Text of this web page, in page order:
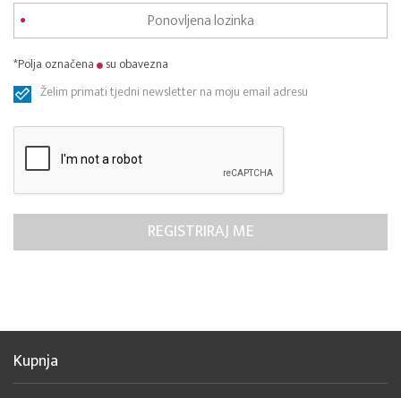
*Polja označena
su obavezna
Želim primati tjedni newsletter na moju email adresu
Kupnja